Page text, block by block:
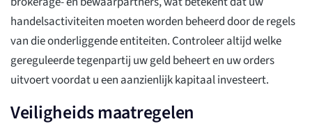
handelsactiviteiten moeten worden beheerd door de regels
van die onderliggende entiteiten. Controleer altijd welke
gereguleerde tegenpartij uw geld beheert en uw orders
uitvoert voordat u een aanzienlijk kapitaal investeert.
Veiligheids maatregelen